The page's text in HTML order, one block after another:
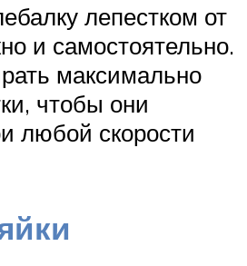
лепестком от
и самостоятельно.
максимально
чтобы они
любой скорости